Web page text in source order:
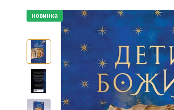
новинка